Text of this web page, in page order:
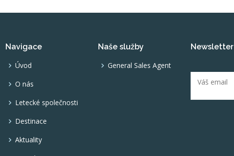
Navigace
Úvod
O nás
Letecké společnosti
Destinace
Aktuality
Naše služby
General Sales Agent
Newsletter